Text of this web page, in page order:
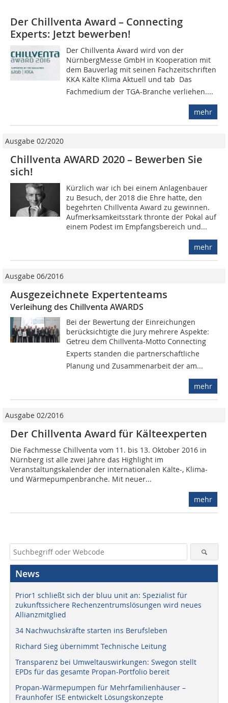
Der Chillventa Award – Connecting
Experts: Jetzt bewerben!
Der Chillventa Award wird von der
NürnbergMesse GmbH in Kooperation mit
dem Bauverlag mit seinen Fachzeitschriften
KKA Kälte Klima Aktuell und tab  Das
Fachmedium der TGA-Branche verliehen....
mehr
Ausgabe 02/2020
Chillventa AWARD 2020 – Bewerben Sie
sich!
Kürzlich war ich bei einem Anlagenbauer
zu Besuch, der 2018 die Ehre hatte, den
begehrten Chillventa Award zu gewinnen.
Aufmerksamkeitsstark thronte der Pokal auf
einem Podest im Empfangsbereich und...
mehr
Ausgabe 06/2016
Ausgezeichnete Expertenteams
Verleihung des Chillventa AWARDS
Bei der Bewertung der Einreichungen
berücksichtigte die Jury mehrere Aspekte:
Getreu dem Chillventa-Motto Connecting
Experts standen die partnerschaftliche
Planung und Zusammenarbeit der am...
mehr
Ausgabe 02/2016
Der Chillventa Award für Kälteexperten
Die Fachmesse Chillventa vom 11. bis 13. Oktober 2016 in
Nürnberg ist alle zwei Jahre das Highlight im
Veranstaltungskalender der internationalen Kälte-, Klima-
und Wärmepumpenbranche. Mit neuer...
mehr
News
Prior1 schließt sich der bluu unit an: Spezialist für
zukunftssichere Rechenzentrumslösungen wird neues
Allianzmitglied
34 Nachwuchskräfte starten ins Berufsleben
Richard Sieg übernimmt Technische Leitung
Transparenz bei Umweltauswirkungen: Swegon stellt
EPDs für das gesamte Propan-Portfolio bereit
Propan-Wärmepumpen für Mehrfamilienhäuser –
Fraunhofer ISE entwickelt Lösungskonzepte